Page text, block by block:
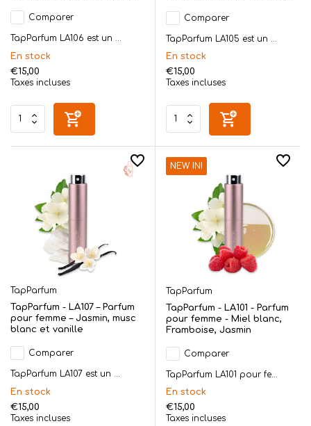
Comparer
TapParfum LA106 est un ...
En stock
€15,00
Taxes incluses
Comparer
TapParfum LA105 est un ...
En stock
€15,00
Taxes incluses
TapParfum
TapParfum - LA107 – Parfum
pour femme – Jasmin, musc
blanc et vanille
Comparer
TapParfum LA107 est un ...
En stock
€15,00
Taxes incluses
NEW IN!
TapParfum
TapParfum - LA101 - Parfum
pour femme - Miel blanc,
Framboise, Jasmin
Comparer
TapParfum LA101 pour fe...
En stock
€15,00
Taxes incluses